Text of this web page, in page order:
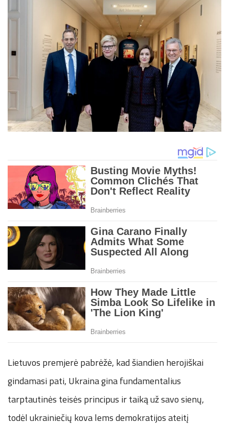
Lietuvos premjerė pabrėžė, kad šiandien herojiškai
gindamasi pati, Ukraina gina fundamentalius
tarptautinės teisės principus ir taiką už savo sienų,
todėl ukrainiečių kova lems demokratijos ateitį